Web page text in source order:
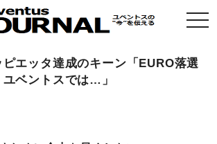
エッタ達成のキーン「EURO落選
ベントスでは…」